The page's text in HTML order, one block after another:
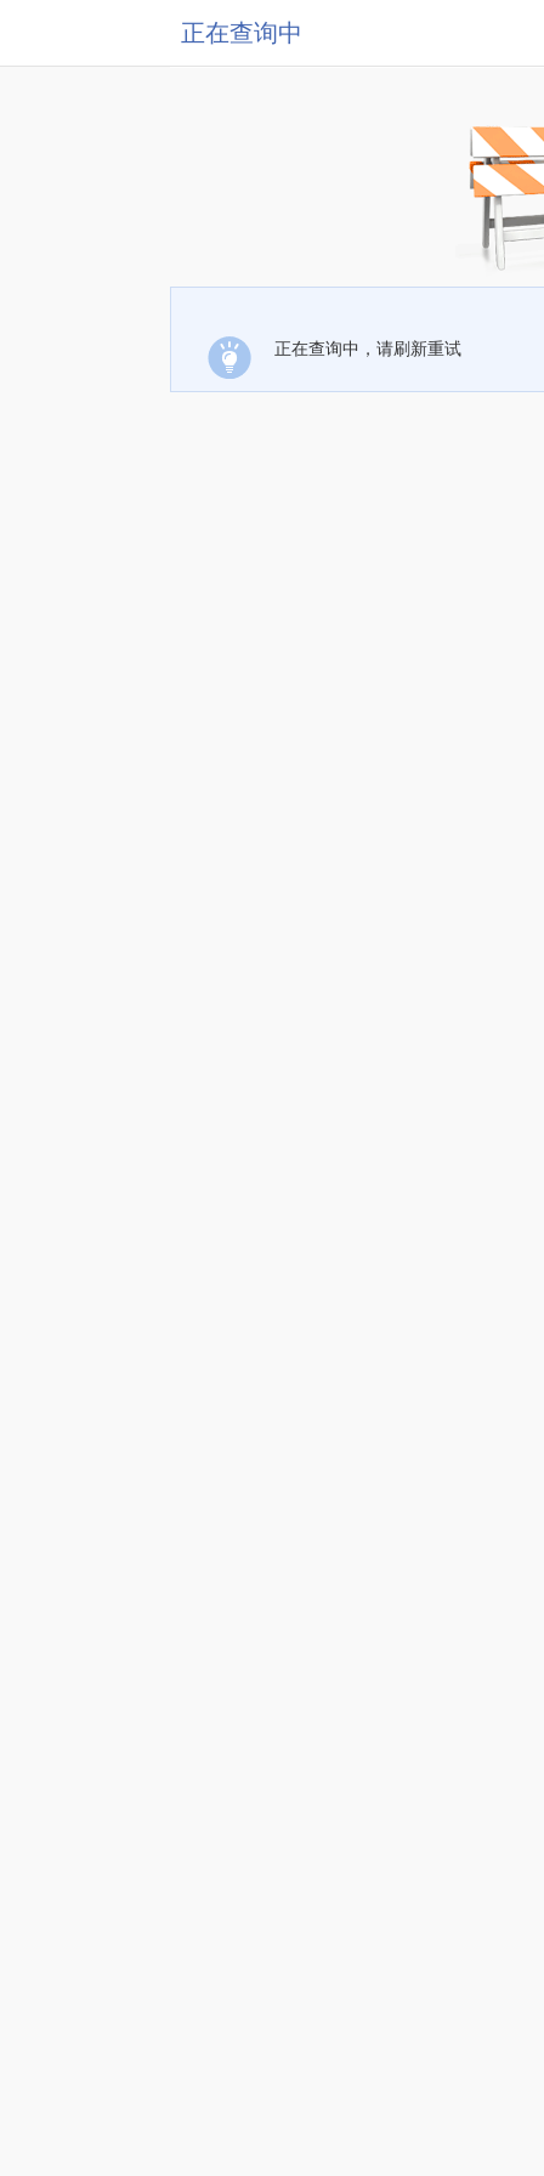
正在查询中
正在查询中，请刷新重试